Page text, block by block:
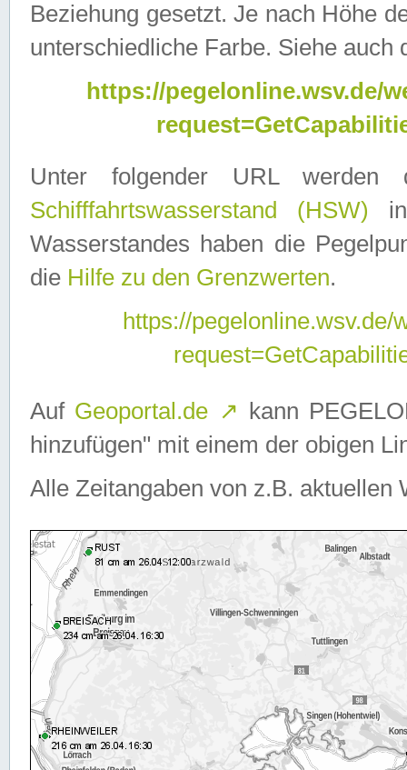
Beziehung gesetzt. Je nach Höhe
unterschiedliche Farbe. Siehe auch
https://pegelonline.wsv.de/
Unter folgender URL
Schifffahrtswasserstand (HSW)
Wasserstandes haben die
die Hilfe zu den Grenzwerten.
https://
Auf Geoportal.de ↗ kann
hinzufügen" mit einem der obigen
Alle Zeitangaben von z.B. aktuellen